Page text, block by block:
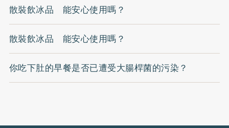
散裝飲冰品 能安心使用嗎？
散裝飲冰品 能安心使用嗎？
你吃下肚的早餐是否已遭受大腸桿菌的污染？